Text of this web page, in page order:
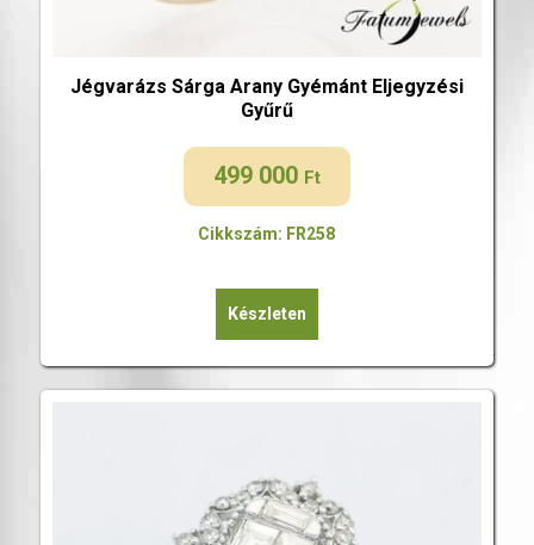
Jégvarázs Sárga Arany Gyémánt Eljegyzési
Gyűrű
499 000 Ft
Cikkszám: FR258
Készleten